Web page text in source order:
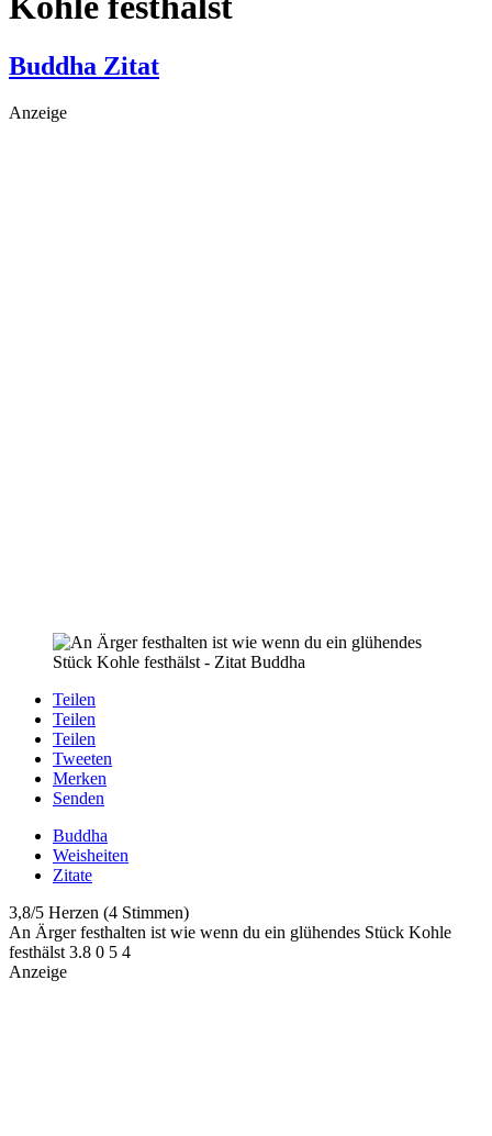
Buddha Zitat
Anzeige
Teilen
Teilen
Teilen
Tweeten
Merken
Senden
Buddha
Weisheiten
Zitate
3,8/5 Herzen (4 Stimmen)
An Ärger festhalten ist wie wenn du ein glühendes Stück Kohle
festhälst 3.8 0 5 4
Anzeige